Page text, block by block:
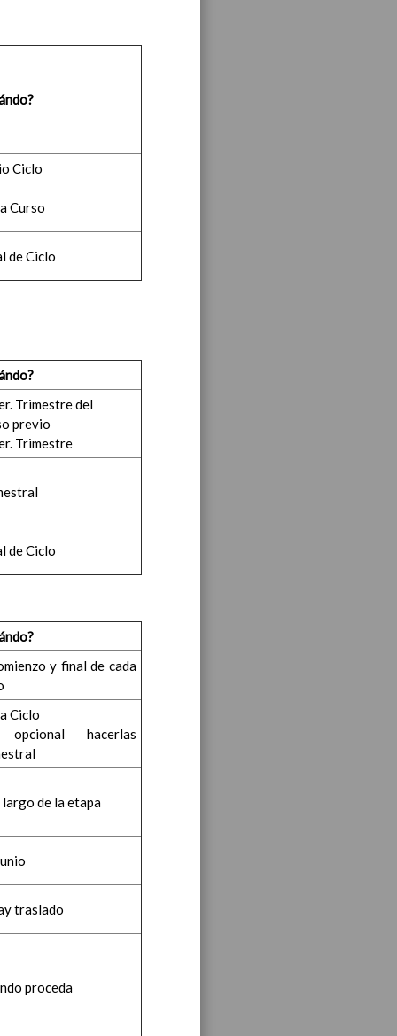
de competencias
y de competencias
y de competencias
de competencias
de competencias
competencias
y de competencias
de competencias
2016
de competencias
Ciclo
Curso
de Ciclo
Trimestre del
previo
Trimestre
de Ciclo
y final de cada
Ciclo
hacerlas
largo de la etapa
traslado
proceda